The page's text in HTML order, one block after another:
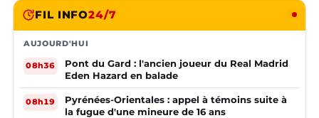
FIL INFO24/7
AUJOURD'HUI
08h36
Pont du Gard : l'ancien joueur du Real Madrid
Eden Hazard en balade
08h19
Pyrénées-Orientales : appel à témoins suite à
la fugue d'une mineure de 16 ans